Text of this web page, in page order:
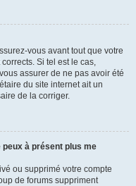
vous avant tout que votre
Si tel est le cas,
assurer de ne pas avoir été
du site internet ait un
de la corriger.
à présent plus me
ou supprimé votre compte
de forums suppriment